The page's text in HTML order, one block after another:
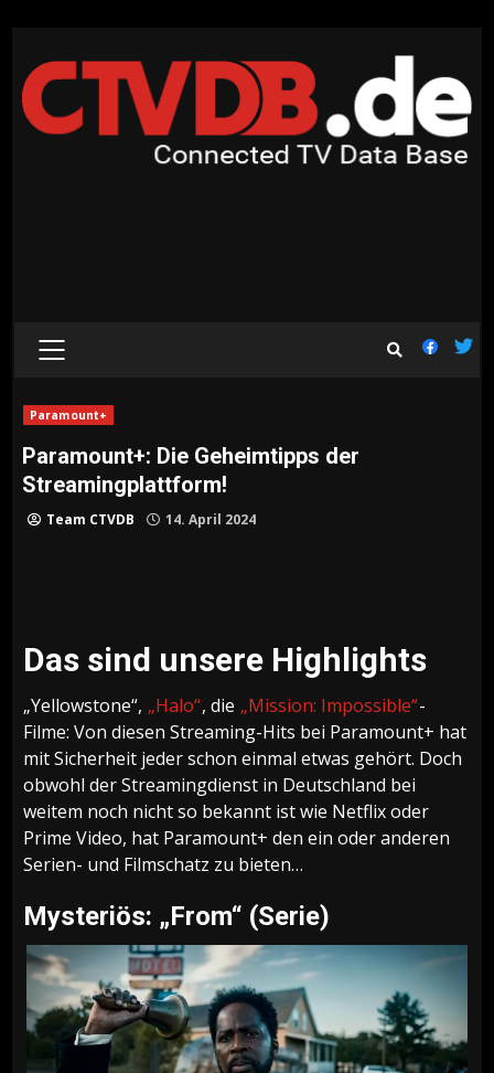
content
PRIMARY
Paramount+
Paramount+: Die Geheimtipps der
Streamingplattform!
Team CTVDB 14. April 2024
Das sind unsere Highlights
„Yellowstone“, „Halo“, die „Mission: Impossible“-
Filme: Von diesen Streaming-Hits bei Paramount+ hat
mit Sicherheit jeder schon einmal etwas gehört. Doch
obwohl der Streamingdienst in Deutschland bei
weitem noch nicht so bekannt ist wie Netflix oder
Prime Video, hat Paramount+ den ein oder anderen
Serien- und Filmschatz zu bieten…
Mysteriös: „From“ (Serie)